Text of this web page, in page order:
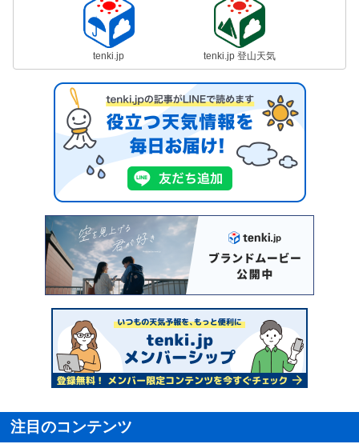
tenki.jp tenki.jp 登山天気
注目のコンテンツ